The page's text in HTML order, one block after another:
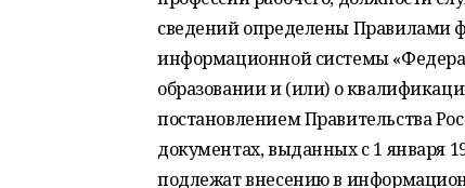
сведений определены Правилами
информационной системы
образовании и (или) о
постановлением Правительства
документах, выданных с 1 января
подлежат внесению в